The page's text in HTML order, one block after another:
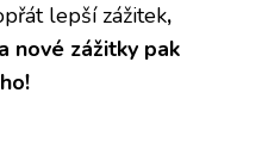
lepší zážitek,
nové zážitky pak